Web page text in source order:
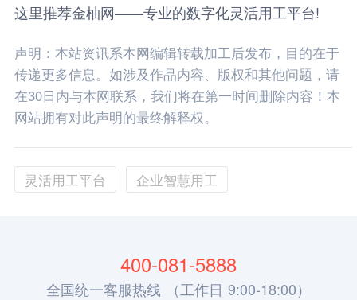
这里推荐金柚网——专业的数字化灵活用工平台!
声明：本站资讯系本网编辑转载加工后发布，目的在于
传递更多信息。如涉及作品内容、版权和其他问题，请
在30日内与本网联系，我们将在第一时间删除内容！本
网站拥有对此声明的最终解释权。
灵活用工平台 企业智慧用工
400-081-5888
全国统一客服热线 （工作日 9:00-18:00）